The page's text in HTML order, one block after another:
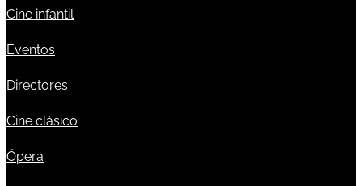
Cine infantil
Eventos
Directores
Cine clásico
Ópera